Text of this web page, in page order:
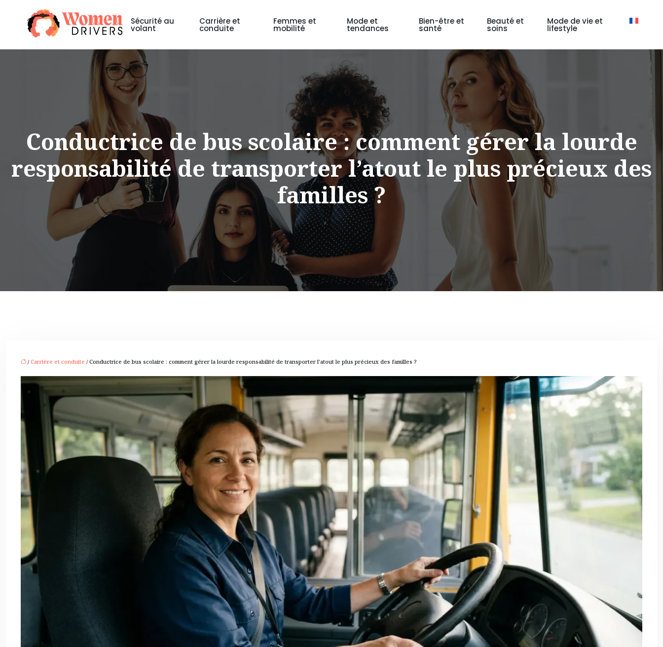
Sécurité au
volant
Carrière et
conduite
Femmes et
mobilité
Mode et
tendances
Bien-être et
santé
Beauté et
soins
Mode de vie et
lifestyle
Conductrice de bus scolaire : comment gérer la lourde
responsabilité de transporter l’atout le plus précieux des
familles ?
/ Carrière et conduite / Conductrice de bus scolaire : comment gérer la lourde responsabilité de transporter l’atout le plus précieux des familles ?